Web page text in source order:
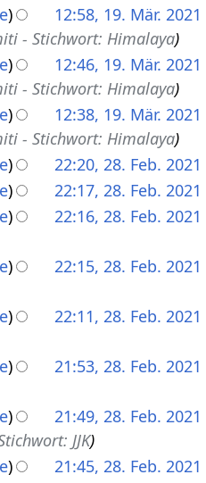
12:58, 19. Mär. 2021
- Stichwort: Himalaya
12:46, 19. Mär. 2021
- Stichwort: Himalaya
12:38, 19. Mär. 2021
- Stichwort: Himalaya
22:20, 28. Feb. 2021
22:17, 28. Feb. 2021
22:16, 28. Feb. 2021
22:15, 28. Feb. 2021
22:11, 28. Feb. 2021
21:53, 28. Feb. 2021
21:49, 28. Feb. 2021
JJK
21:45, 28. Feb. 2021